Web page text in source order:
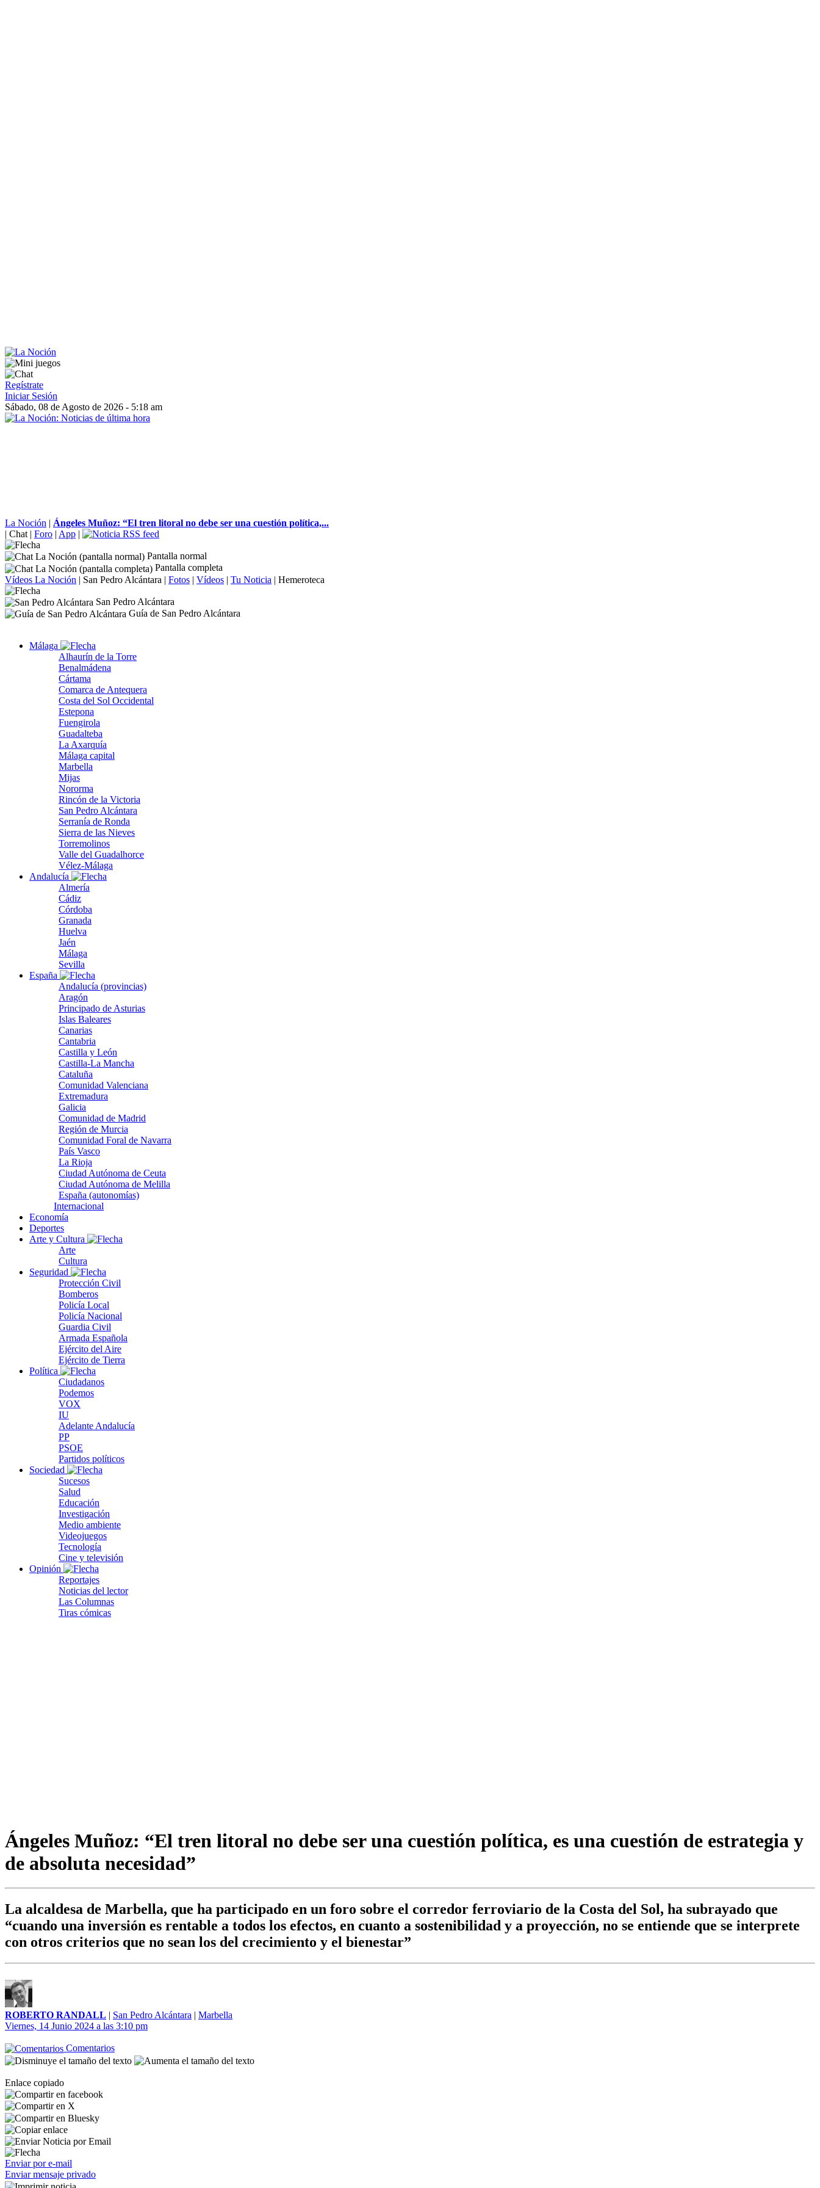
Regístrate
Iniciar Sesión
Sábado, 08 de Agosto de 2026 - 5:18 am
La Noción | Ángeles Muñoz: “El tren litoral no debe ser una cuestión política,...
| Chat | Foro | App |
Pantalla normal
Pantalla completa
Vídeos La Noción | San Pedro Alcántara | Fotos | Vídeos | Tu Noticia | Hemeroteca
San Pedro Alcántara
Guía de San Pedro Alcántara
Málaga
Alhaurín de la Torre
Benalmádena
Cártama
Comarca de Antequera
Costa del Sol Occidental
Estepona
Fuengirola
Guadalteba
La Axarquía
Málaga capital
Marbella
Mijas
Nororma
Rincón de la Victoria
San Pedro Alcántara
Serranía de Ronda
Sierra de las Nieves
Torremolinos
Valle del Guadalhorce
Vélez-Málaga
Andalucía
Almería
Cádiz
Córdoba
Granada
Huelva
Jaén
Málaga
Sevilla
España
Andalucía (provincias)
Aragón
Principado de Asturias
Islas Baleares
Canarias
Cantabria
Castilla y León
Castilla-La Mancha
Cataluña
Comunidad Valenciana
Extremadura
Galicia
Comunidad de Madrid
Región de Murcia
Comunidad Foral de Navarra
País Vasco
La Rioja
Ciudad Autónoma de Ceuta
Ciudad Autónoma de Melilla
España (autonomías)
Internacional
Economía
Deportes
Arte y Cultura
Arte
Cultura
Seguridad
Protección Civil
Bomberos
Policía Local
Policía Nacional
Guardia Civil
Armada Española
Ejército del Aire
Ejército de Tierra
Política
Ciudadanos
Podemos
VOX
IU
Adelante Andalucía
PP
PSOE
Partidos políticos
Sociedad
Sucesos
Salud
Educación
Investigación
Medio ambiente
Videojuegos
Tecnología
Cine y televisión
Opinión
Reportajes
Noticias del lector
Las Columnas
Tiras cómicas
Ángeles Muñoz: “El tren litoral no debe ser una cuestión política, es una cuestión de estrategia y
de absoluta necesidad”
La alcaldesa de Marbella, que ha participado en un foro sobre el corredor ferroviario de la Costa del Sol, ha subrayado que
“cuando una inversión es rentable a todos los efectos, en cuanto a sostenibilidad y a proyección, no se entiende que se interprete
con otros criterios que no sean los del crecimiento y el bienestar”
ROBERTO RANDALL | San Pedro Alcántara | Marbella
Viernes, 14 Junio 2024 a las 3:10 pm
Comentarios
Enlace copiado
Enviar por e-mail
Enviar mensaje privado